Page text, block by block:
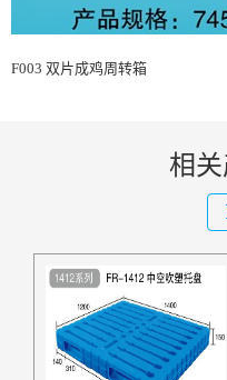
F003 双片成鸡周转箱
相